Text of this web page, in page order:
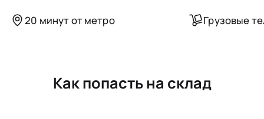
20 минут от метро Грузовые
Как попасть на склад